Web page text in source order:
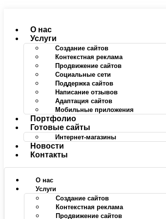
содержимому
О нас
Услуги
Создание сайтов
Контекстная реклама
Продвижение сайтов
Социальные сети
Поддержка сайтов
Написание отзывов
Адаптация сайтов
Мобильные приложения
Портфолио
Готовые сайты
Интернет-магазины
Новости
Контакты
О нас
Услуги
Создание сайтов
Контекстная реклама
Продвижение сайтов